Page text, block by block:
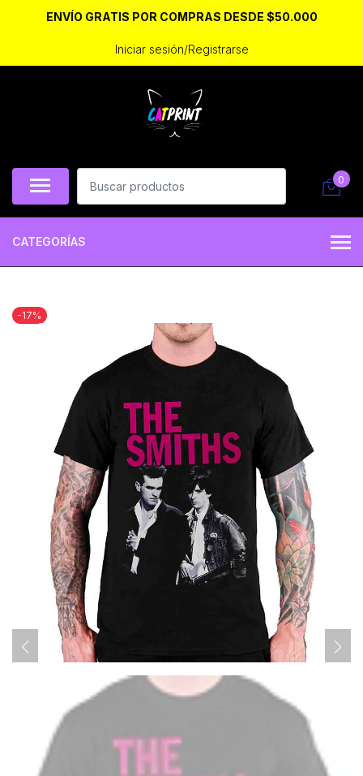
ENVÍO GRATIS POR COMPRAS DESDE $50.000
Iniciar sesión/Registrarse
0
CATEGORÍAS
-17%